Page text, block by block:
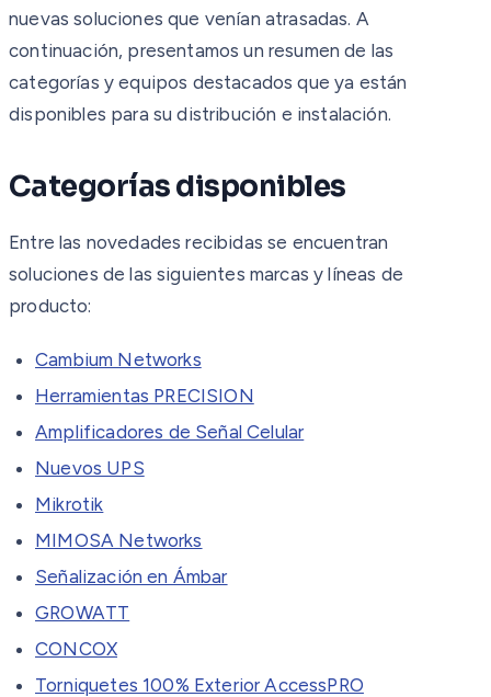
nuevas soluciones que venían atrasadas. A
continuación, presentamos un resumen de las
categorías y equipos destacados que ya están
disponibles para su distribución e instalación.
Categorías disponibles
Entre las novedades recibidas se encuentran
soluciones de las siguientes marcas y líneas de
producto:
Cambium Networks
Herramientas PRECISION
Amplificadores de Señal Celular
Nuevos UPS
Mikrotik
MIMOSA Networks
Señalización en Ámbar
GROWATT
CONCOX
Torniquetes 100% Exterior AccessPRO